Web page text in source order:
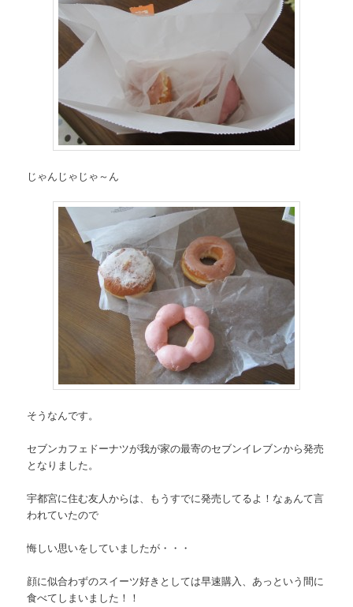
じゃんじゃじゃ～ん
そうなんです。
セブンカフェドーナツが我が家の最寄のセブンイレブンから発売
となりました。
宇都宮に住む友人からは、もうすでに発売してるよ！なぁんて言
われていたので
悔しい思いをしていましたが・・・
顔に似合わずのスイーツ好きとしては早速購入、あっという間に
食べてしまいました！！